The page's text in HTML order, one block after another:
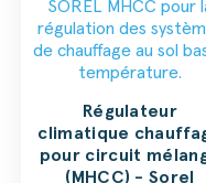
Régulateur
climatique
pour circuit
(MHCC) - Sorel